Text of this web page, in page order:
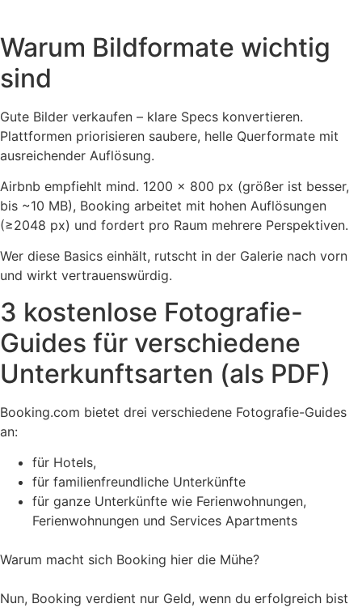
Warum Bildformate wichtig
sind
Gute Bilder verkaufen – klare Specs konvertieren.
Plattformen priorisieren saubere, helle Querformate mit
ausreichender Auflösung.
Airbnb empfiehlt mind. 1200 × 800 px (größer ist besser,
bis ~10 MB), Booking arbeitet mit hohen Auflösungen
(≥2048 px) und fordert pro Raum mehrere Perspektiven.
Wer diese Basics einhält, rutscht in der Galerie nach vorn
und wirkt vertrauenswürdig.
3 kostenlose Fotografie-
Guides für verschiedene
Unterkunftsarten (als PDF)
Booking.com bietet drei verschiedene Fotografie-Guides
an:
für Hotels,
für familienfreundliche Unterkünfte
für ganze Unterkünfte wie Ferienwohnungen,
Ferienwohnungen und Services Apartments
Warum macht sich Booking hier die Mühe?
Nun, Booking verdient nur Geld, wenn du erfolgreich bist